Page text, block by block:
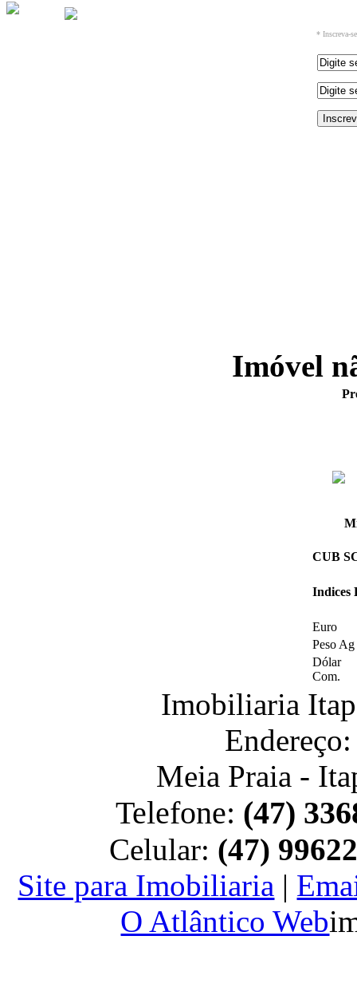
* Inscreva-
Imóvel
CUB
Indices
Euro
Peso Ag
Dólar
Com.
Imobiliaria
Meia Praia -
Telefone: (47)
Celular: (47)
Site para Imobiliaria |
O Atlântico Web